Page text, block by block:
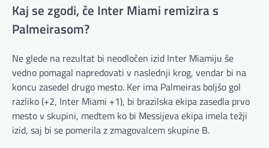
Kaj se zgodi, če Inter Miami remizira s
Palmeirasom?
Ne glede na rezultat bi neodločen izid Inter Miamiju še
vedno pomagal napredovati v naslednji krog, vendar bi na
koncu zasedel drugo mesto. Ker ima Palmeiras boljšo gol
razliko (+2, Inter Miami +1), bi brazilska ekipa zasedla prvo
mesto v skupini, medtem ko bi Messijeva ekipa imela težji
izid, saj bi se pomerila z zmagovalcem skupine B.